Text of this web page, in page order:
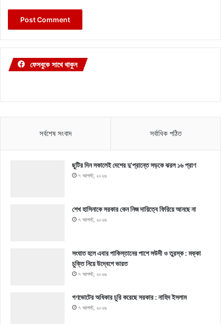
ফেসবুকে সাথে থাকুন
সর্বশেষ সংবাদ সর্বাধিক পঠিত
ছুটির দিন সকালেই দেশের দু’প্রান্তে সড়কে ঝরল ১৬ প্রাণ
৭ আগস্ট, ২০২৬
শেখ হাসিনাকে সরকার কেন নিজ দায়িত্বে ফিরিয়ে আনছে না
৭ আগস্ট, ২০২৬
সংঘাত হলে এবার পাকিস্তানের পাশে সউদী ও তুরস্ক : মক্কা
চুক্তি নিয়ে উদ্বেগে ভারত
৭ আগস্ট, ২০২৬
গণভোটের অধিকার চুরি করেছে সরকার : নাহিদ ইসলাম
৭ আগস্ট, ২০২৬